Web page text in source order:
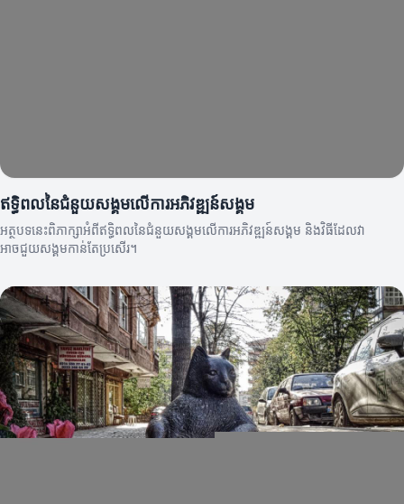
ឥទ្ធិពលនៃជំនួយសង្គមលើការអភិវឌ្ឍន៍សង្គម
អត្ថបទនេះពិភាក្សាអំពីឥទ្ធិពលនៃជំនួយសង្គមលើការអភិវឌ្ឍន៍សង្គម និងវិធីដែលវា
អាចជួយសង្គមកាន់តែប្រសើរ។